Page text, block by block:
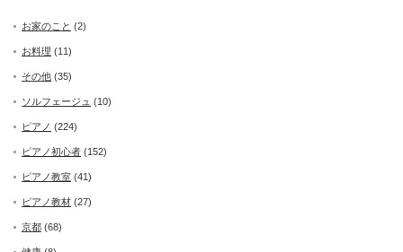
お家のこと (2)
お料理 (11)
その他 (35)
ソルフェージュ (10)
ピアノ (224)
ピアノ初心者 (152)
ピアノ教室 (41)
ピアノ教材 (27)
京都 (68)